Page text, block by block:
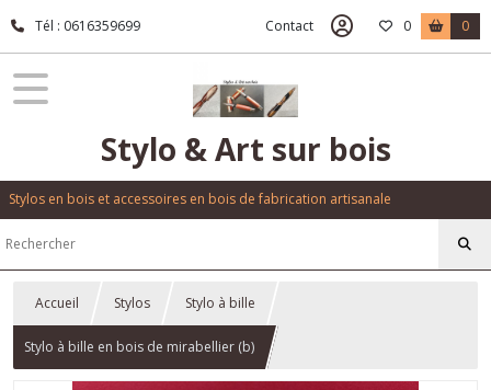
Tél : 0616359699 Contact 0 0
Stylo & Art sur bois
Stylos en bois et accessoires en bois de fabrication artisanale
Accueil Stylos Stylo à bille
Stylo à bille en bois de mirabellier (b)